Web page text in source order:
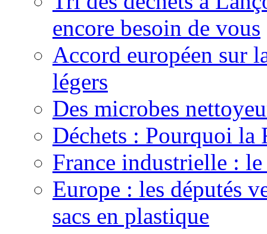
encore besoin de vous
Accord européen sur
légers
Des microbes
Déchets : Pourquoi la
France industrielle :
Europe : les députés
sacs en plastique